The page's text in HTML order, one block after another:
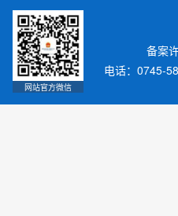
网站官方微信
备案
电话：0745-